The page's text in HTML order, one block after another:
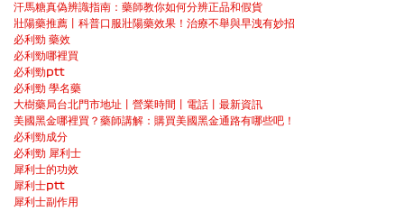
汗馬糖真偽辨識指南：藥師教你如何分辨正品和假貨
壯陽藥推薦丨科普口服壯陽藥效果！治療不舉與早洩有妙招
必利勁 藥效
必利勁哪裡買
必利勁ptt
必利勁 學名藥
大樹藥局台北門市地址丨營業時間丨電話丨最新資訊
美國黑金哪裡買？藥師講解：購買美國黑金通路有哪些吧！
必利勁成分
必利勁 犀利士
犀利士的功效
犀利士ptt
犀利士副作用